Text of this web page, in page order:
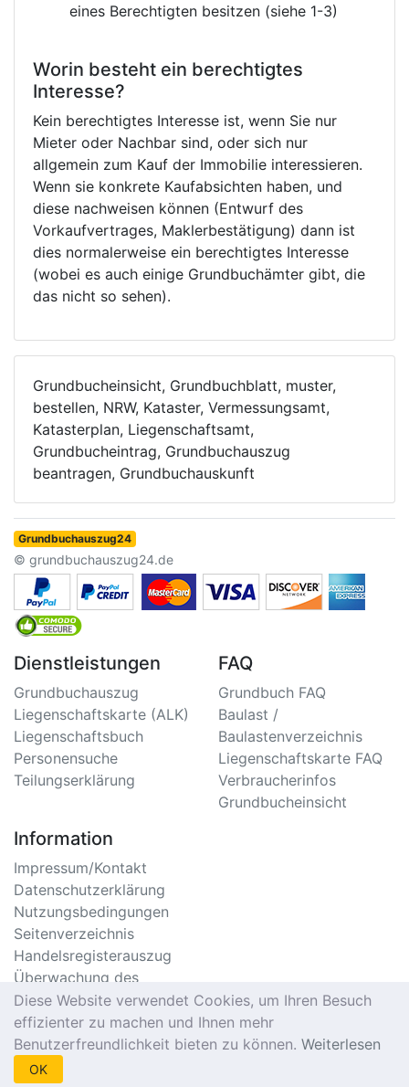
eines Berechtigten besitzen (siehe 1-3)
Worin besteht ein berechtigtes
Interesse?
Kein berechtigtes Interesse ist, wenn Sie nur
Mieter oder Nachbar sind, oder sich nur
allgemein zum Kauf der Immobilie interessieren.
Wenn sie konkrete Kaufabsichten haben, und
diese nachweisen können (Entwurf des
Vorkaufvertrages, Maklerbestätigung) dann ist
dies normalerweise ein berechtigtes Interesse
(wobei es auch einige Grundbuchämter gibt, die
das nicht so sehen).
Grundbucheinsicht, Grundbuchblatt, muster,
bestellen, NRW, Kataster, Vermessungsamt,
Katasterplan, Liegenschaftsamt,
Grundbucheintrag, Grundbuchauszug
beantragen, Grundbuchauskunft
Grundbuchauszug24
© grundbuchauszug24.de
Dienstleistungen
Grundbuchauszug
Liegenschaftskarte (ALK)
Liegenschaftsbuch
Personensuche
Teilungserklärung
FAQ
Grundbuch FAQ
Baulast /
Baulastenverzeichnis
Liegenschaftskarte FAQ
Verbraucherinfos
Grundbucheinsicht
Information
Impressum/Kontakt
Datenschutzerklärung
Nutzungsbedingungen
Seitenverzeichnis
Handelsregisterauszug
Überwachung des
Handelsregister
Meldebescheinigung
Online
Einwohnermeldeamt
Diese Website verwendet Cookies, um Ihren Besuch
effizienter zu machen und Ihnen mehr
Benutzerfreundlichkeit bieten zu können. Weiterlesen
OK